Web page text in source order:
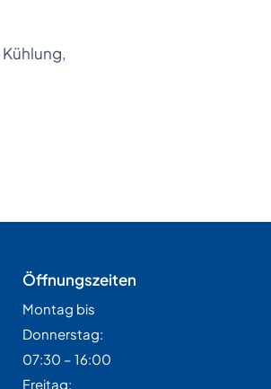
Öffnungszeiten
Montag bis
Donnerstag:
07:30 – 16:00
Freitag: